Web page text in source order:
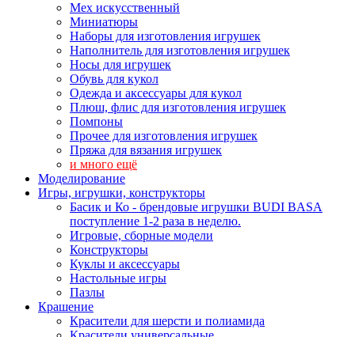
Мех искусственный
Миниатюры
Наборы для изготовления игрушек
Наполнитель для изготовления игрушек
Носы для игрушек
Обувь для кукол
Одежда и аксессуары для кукол
Плюш, флис для изготовления игрушек
Помпоны
Прочее для изготовления игрушек
Пряжа для вязания игрушек
и много ещё
Моделирование
Игры, игрушки, конструкторы
Басик и Ко - брендовые игрушки BUDI BASA
поступление 1-2 раза в неделю.
Игровые, сборные модели
Конструкторы
Куклы и аксессуары
Настольные игры
Пазлы
Крашение
Красители для шерсти и полиамида